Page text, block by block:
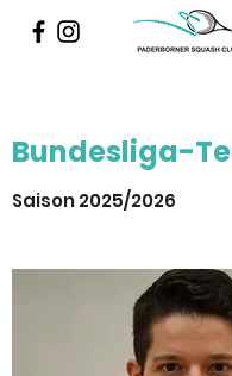
Bundesliga-
Saison 2025/2026